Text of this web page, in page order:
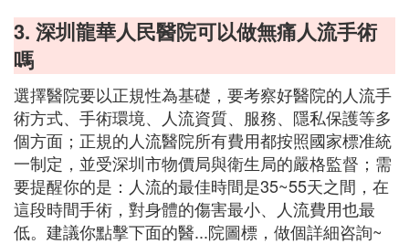
3. 深圳龍華人民醫院可以做無痛人流手術
嗎
選擇醫院要以正規性為基礎，要考察好醫院的人流手
術方式、手術環境、人流資質、服務、隱私保護等多
個方面；正規的人流醫院所有費用都按照國家標准統
一制定，並受深圳市物價局與衛生局的嚴格監督；需
要提醒你的是：人流的最佳時間是35~55天之間，在
這段時間手術，對身體的傷害最小、人流費用也最
低。建議你點擊下面的醫...院圖標，做個詳細咨詢~